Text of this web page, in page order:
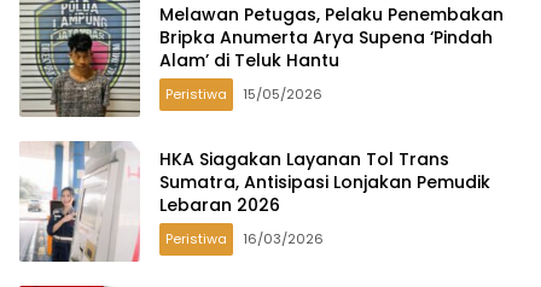
Melawan Petugas, Pelaku Penembakan
Bripka Anumerta Arya Supena ‘Pindah
Alam’ di Teluk Hantu
Peristiwa 15/05/2026
HKA Siagakan Layanan Tol Trans
Sumatra, Antisipasi Lonjakan Pemudik
Lebaran 2026
Peristiwa 16/03/2026